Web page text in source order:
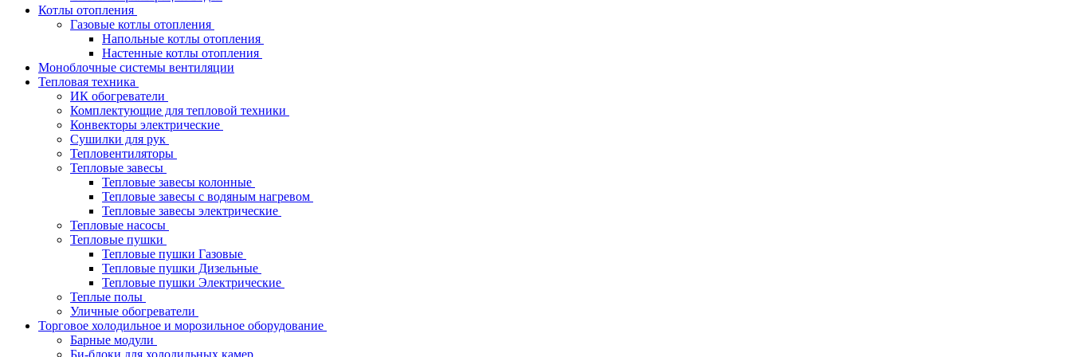
Котлы отопления
Газовые котлы отопления
Напольные котлы отопления
Настенные котлы отопления
Моноблочные системы вентиляции
Тепловая техника
ИК обогреватели
Комплектующие для тепловой техники
Конвекторы электрические
Сушилки для рук
Тепловентиляторы
Тепловые завесы
Тепловые завесы колонные
Тепловые завесы с водяным нагревом
Тепловые завесы электрические
Тепловые насосы
Тепловые пушки
Тепловые пушки Газовые
Тепловые пушки Дизельные
Тепловые пушки Электрические
Теплые полы
Уличные обогреватели
Торговое холодильное и морозильное оборудование
Барные модули
Би-блоки для холодильных камер